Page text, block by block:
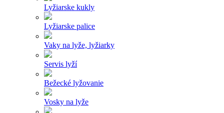
Lyžiarske kukly
Lyžiarske palice
Vaky na lyže, lyžiarky
Servis lyží
Bežecké lyžovanie
Vosky na lyže